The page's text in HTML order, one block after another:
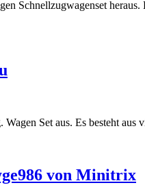
Schnellzugwagenset
Set aus. Es besteht
von Minitrix